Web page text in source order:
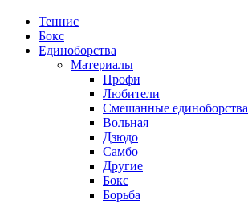
Теннис
Бокс
Единоборства
Материалы
Профи
Любители
Смешанные единоборства
Вольная
Дзюдо
Самбо
Другие
Бокс
Борьба